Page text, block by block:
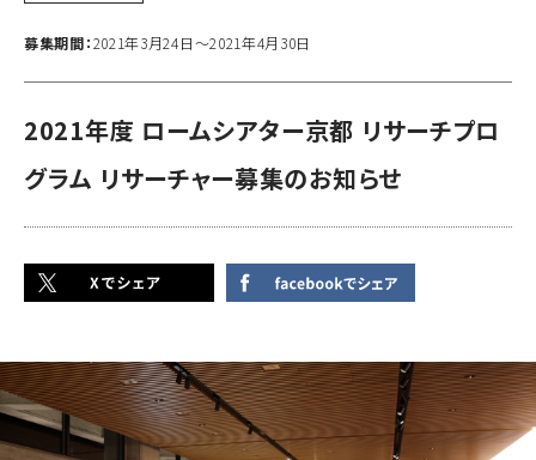
募集期間：2021年3月24日〜2021年4月30日
2021年度 ロームシアター京都 リサーチプロ
グラム リサーチャー募集のお知らせ